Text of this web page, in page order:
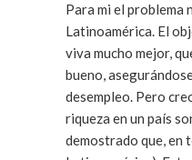
Para mi el problema
Latinoamérica. El
viva mucho mejor,
bueno,
desempleo. Pero
riqueza en un país
demostrado que, en